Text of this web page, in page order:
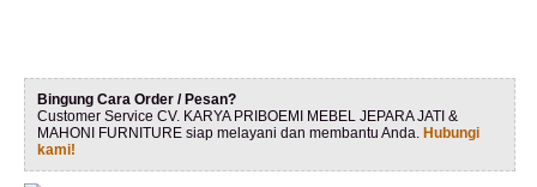
Bingung Cara Order / Pesan?
Customer Service CV. KARYA PRIBOEMI MEBEL JEPARA JATI &
MAHONI FURNITURE siap melayani dan membantu Anda. Hubungi
kami!